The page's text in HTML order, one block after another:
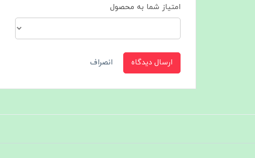
امتیاز شما به محصول
ارسال دیدگاه انصراف